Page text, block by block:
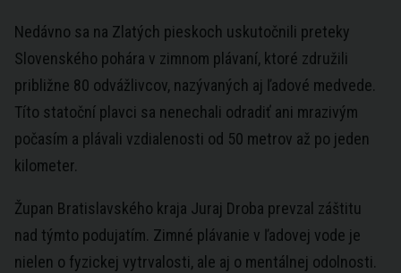
Nedávno sa na Zlatých pieskoch uskutočnili preteky
Slovenského pohára v zimnom plávaní, ktoré združili
približne 80 odvážlivcov, nazývaných aj ľadové medvede.
Títo statoční plavci sa nenechali odradiť ani mrazivým
počasím a plávali vzdialenosti od 50 metrov až po jeden
kilometer.
Župan Bratislavského kraja Juraj Droba prevzal záštitu
nad týmto podujatím. Zimné plávanie v ľadovej vode je
nielen o fyzickej vytrvalosti, ale aj o mentálnej odolnosti.